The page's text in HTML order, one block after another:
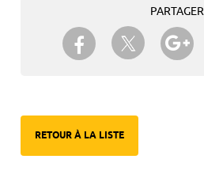
PARTAGER
Partager surPartager
RETOUR À LA LISTE